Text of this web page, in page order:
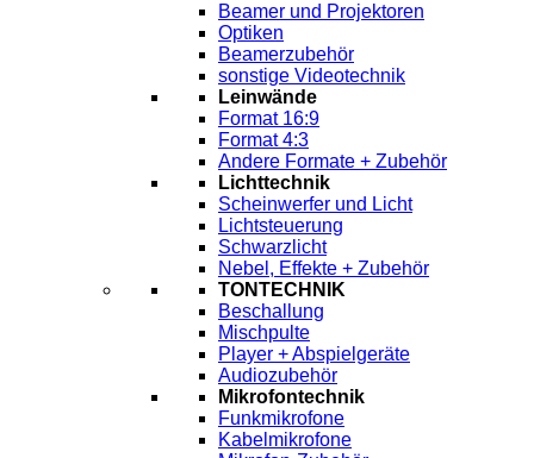
Beamer und Projektoren
Optiken
Beamerzubehör
sonstige Videotechnik
Leinwände
Format 16:9
Format 4:3
Andere Formate + Zubehör
Lichttechnik
Scheinwerfer und Licht
Lichtsteuerung
Schwarzlicht
Nebel, Effekte + Zubehör
TONTECHNIK
Beschallung
Mischpulte
Player + Abspielgeräte
Audiozubehör
Mikrofontechnik
Funkmikrofone
Kabelmikrofone